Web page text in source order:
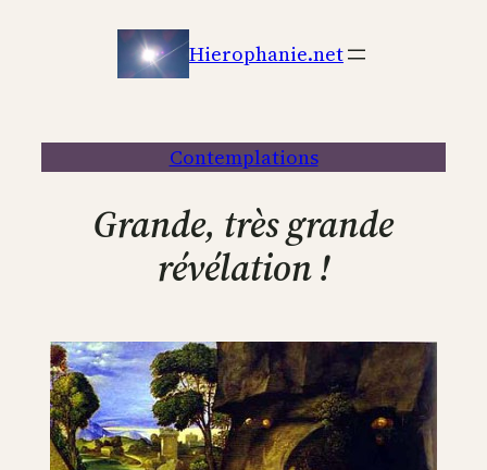
Hierophanie.net
Contemplations
Grande, très grande
révélation !